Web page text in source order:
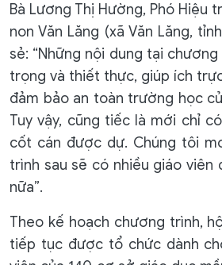
Bà Lương Thị Hường, Phó Hiệu
non Văn Lăng (xã Văn Lăng,
sẻ: “Những nội dung tại
trọng và thiết thực, giúp ích
đảm bảo an toàn trường học
Tuy vậy, cũng tiếc là mới chỉ
cốt cán được dự. Chúng tôi
trình sau sẽ có nhiều giáo viên
nữa”.
Theo kế hoạch chương trình,
tiếp tục được tổ chức dành